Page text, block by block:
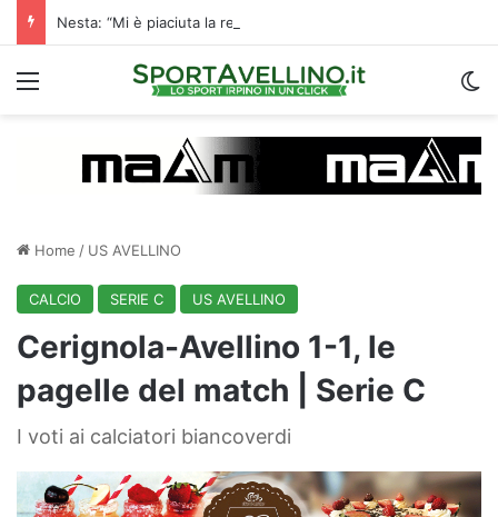
Menu
Home / US AVELLINO
CALCIO SERIE C US AVELLINO
Cerignola-Avellino 1-1, le
pagelle del match | Serie C
I voti ai calciatori biancoverdi